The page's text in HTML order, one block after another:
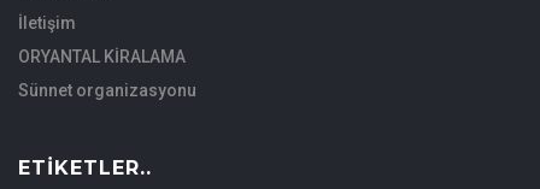
İletişim
ORYANTAL KİRALAMA
Sünnet organizasyonu
ETIKETLER..